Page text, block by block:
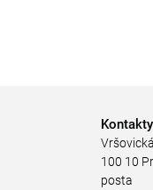
Kontakty
100 10
posta